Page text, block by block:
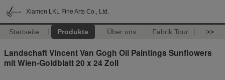
Xiamen LKL Fine Arts Co., Ltd.
Startseite Produkte Über uns Fabrik Tour >>
Landschaft Vincent Van Gogh Oil Paintings Sunflowers
mit Wien-Goldblatt 20 x 24 Zoll